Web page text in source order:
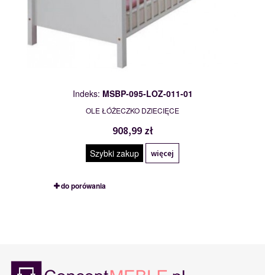
Indeks: MSBP-095-LOZ-011-01
OLE ŁÓŻECZKO DZIECIĘCE
908,99 zł
Szybki zakup więcej
do porówania